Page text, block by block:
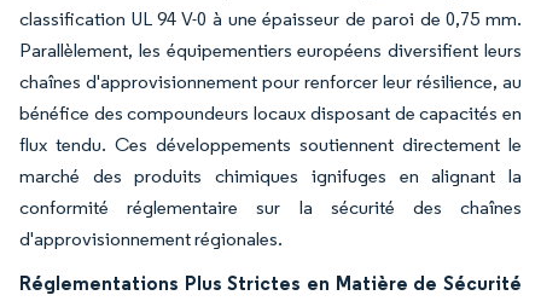
classification UL 94 V-0 à une épaisseur de paroi de 0,75 mm.
Parallèlement, les équipementiers européens diversifient leurs
chaînes d'approvisionnement pour renforcer leur résilience, au
bénéfice des compoundeurs locaux disposant de capacités en
flux tendu. Ces développements soutiennent directement le
marché des produits chimiques ignifuges en alignant la
conformité réglementaire sur la sécurité des chaînes
d'approvisionnement régionales.
Réglementations Plus Strictes en Matière de Sécurité